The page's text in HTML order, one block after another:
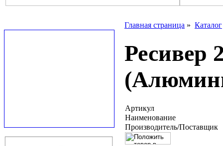
Главная страница » Каталог
Ресивер
Артикул
Наименование
Производитель/Поставщик